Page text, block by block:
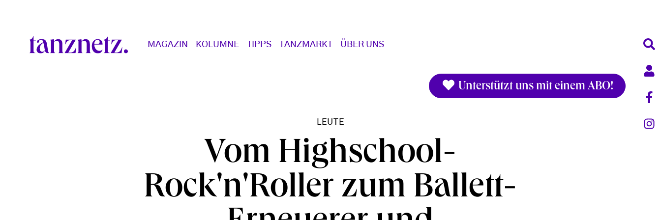
Main navigation
MAGAZIN KOLUMNE TIPPS TANZMARKT ÜBER UNS
Unterstützt uns mit einem ABO!
LEUTE
Vom Highschool-
Rock'n'Roller zum Ballett-